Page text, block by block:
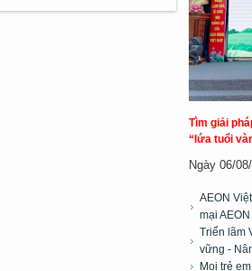
Tìm giải
“lứa tuổi
Ngày 06/
AEON
mại
Triển lãm
vững -
Mọi trẻ